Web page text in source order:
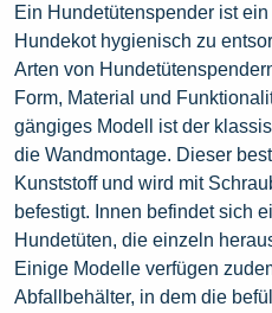
Ein Hundetütenspender ist
Hundekot hygienisch zu
Arten von
Form, Material und
gängiges Modell ist der
die Wandmontage. Dieser
Kunststoff und wird mit
befestigt. Innen befindet sich
Hundetüten, die einzeln
Einige Modelle verfügen
Abfallbehälter, in dem die